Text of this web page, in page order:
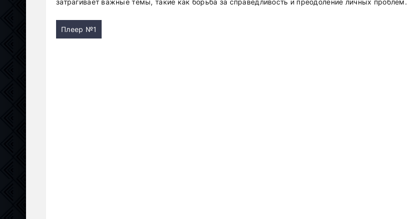
затрагивает важные темы, такие как борьба за справедливость и преодоление личных проблем.
Плеер №1